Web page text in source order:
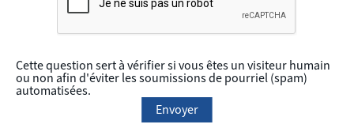
Cette question sert à vérifier si vous êtes un visiteur humain
ou non afin d'éviter les soumissions de pourriel (spam)
automatisées.